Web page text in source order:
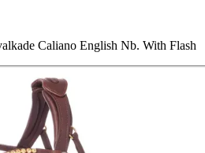
Caliano English Nb. With Flash